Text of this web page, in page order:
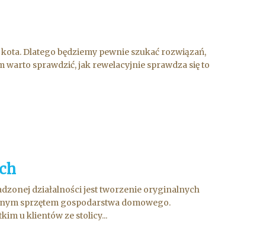
Dlatego będziemy pewnie szukać rozwiązań,
sprawdzić, jak rewelacyjnie sprawdza się to
działalności jest tworzenie oryginalnych
sprzętem gospodarstwa domowego.
u klientów ze stolicy...